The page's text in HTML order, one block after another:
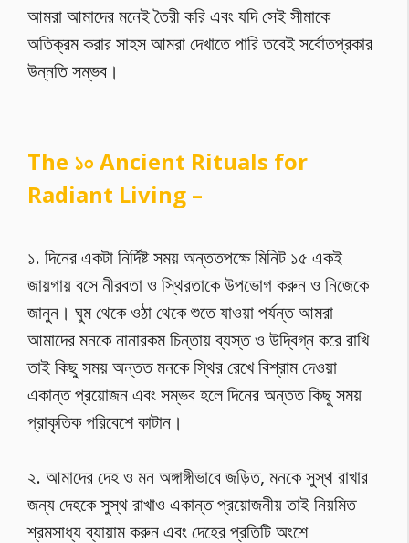
আমরা আমাদের মনেই তৈরী করি এবং যদি সেই সীমাকে
অতিক্রম করার সাহস আমরা দেখাতে পারি তবেই সর্বোতপ্রকার
উন্নতি সম্ভব।
The ১০ Ancient Rituals for
Radiant Living –
১. দিনের একটা নির্দিষ্ট সময় অন্ততপক্ষে মিনিট ১৫ একই
জায়গায় বসে নীরবতা ও স্থিরতাকে উপভোগ করুন ও নিজেকে
জানুন। ঘুম থেকে ওঠা থেকে শুতে যাওয়া পর্যন্ত আমরা
আমাদের মনকে নানারকম চিন্তায় ব্যস্ত ও উদ্বিগ্ন করে রাখি
তাই কিছু সময় অন্তত মনকে স্থির রেখে বিশ্রাম দেওয়া
একান্ত প্রয়োজন এবং সম্ভব হলে দিনের অন্তত কিছু সময়
প্রাকৃতিক পরিবেশে কাটান।
২. আমাদের দেহ ও মন অঙ্গাঙ্গীভাবে জড়িত, মনকে সুস্থ রাখার
জন্য দেহকে সুস্থ রাখাও একান্ত প্রয়োজনীয় তাই নিয়মিত
শ্রমসাধ্য ব্যায়াম করুন এবং দেহের প্রতিটি অংশে